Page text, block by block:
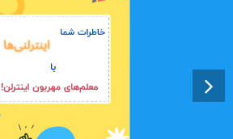
خاطرات شما
هااینترلنی
با
معلم های مهربون اینترلن!
معلم های مهربون اینترلن!
معلم های مهربون اینترلن!
معلم های مهربون اینترلن!